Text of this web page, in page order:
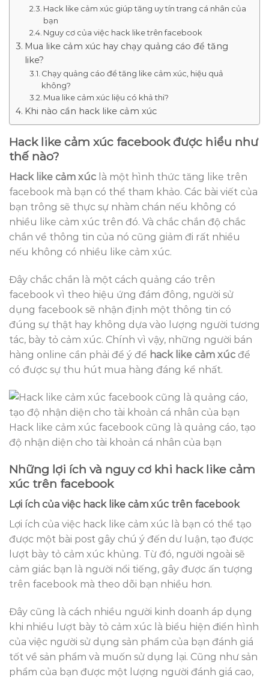
Hack like cảm xúc giúp tăng uy tín trang cá nhân của
bạn
Nguy cơ của việc hack like trên facebook
Mua like cảm xúc hay chạy quảng cáo để tăng
like?
Chạy quảng cáo để tăng like cảm xúc, hiệu quả
không?
Mua like cảm xúc liệu có khả thi?
Khi nào cần hack like cảm xúc
Hack like cảm xúc facebook được hiểu như
thế nào?
Hack like cảm xúc là một hình thức tăng like trên
facebook mà bạn có thể tham khảo. Các bài viết của
bạn trông sẽ thực sự nhàm chán nếu không có
nhiều like cảm xúc trên đó. Và chắc chắn độ chắc
chắn về thông tin của nó cũng giảm đi rất nhiều
nếu không có nhiều like cảm xúc.
Đây chắc chắn là một cách quảng cáo trên
facebook vì theo hiệu ứng đám đông, người sử
dụng facebook sẽ nhận định một thông tin có
đúng sự thật hay không dựa vào lượng người tương
tác, bày tỏ cảm xúc. Chính vì vậy, những người bán
hàng online cần phải để ý để hack like cảm xúc để
có được sự thu hút mua hàng đáng kể nhất.
Hack like cảm xúc facebook cũng là quảng cáo, tạo
độ nhận diện cho tài khoản cá nhân của bạn
Những lợi ích và nguy cơ khi hack like cảm
xúc trên facebook
Lợi ích của việc hack like cảm xúc trên facebook
Lợi ích của việc hack like cảm xúc là bạn có thể tạo
được một bài post gây chú ý đến dư luận, tạo được
lượt bày tỏ cảm xúc khủng. Từ đó, người ngoài sẽ
cảm giác bạn là người nổi tiếng, gây được ấn tượng
trên facebook mà theo dõi bạn nhiều hơn.
Đây cũng là cách nhiều người kinh doanh áp dụng
khi nhiều lượt bày tỏ cảm xúc là biểu hiện điển hình
của việc người sử dụng sản phẩm của bạn đánh giá
tốt về sản phẩm và muốn sử dụng lại. Cũng như sản
phẩm của bạn được một lượng người đánh giá cao,